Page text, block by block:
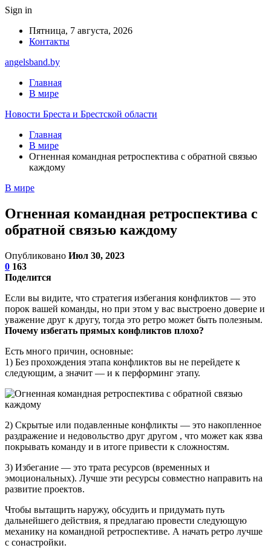
Sign in
Пятница, 7 августа, 2026
Контакты
angelsband.by
Главная
В мире
Новости Бреста и Брестской области
Главная
В мире
Огненная командная ретроспектива с обратной связью
каждому
В мире
Огненная командная ретроспектива с
обратной связью каждому
Опубликовано Июл 30, 2023
0 163
Поделится
Если вы видите, что стратегия избегания конфликтов — это
порок вашей команды, но при этом у вас выстроено доверие и
уважение друг к другу, тогда это ретро может быть полезным.
Почему избегать прямых конфликтов плохо?
Есть много причин, основные:
1) Без прохождения этапа конфликтов вы не перейдете к
следующим, а значит — и к перформинг этапу.
2) Скрытые или подавленные конфликты — это накопленное
раздражение и недовольство друг другом , что может как язва
покрывать команду и в итоге привести к сложностям.
3) Избегание — это трата ресурсов (временных и
эмоциональных). Лучше эти ресурсы совместно направить на
развитие проектов.
Чтобы вытащить наружу, обсудить и придумать путь
дальнейшего действия, я предлагаю провести следующую
механику на командной ретроспективе. А начать ретро лучше
с сонастройки.